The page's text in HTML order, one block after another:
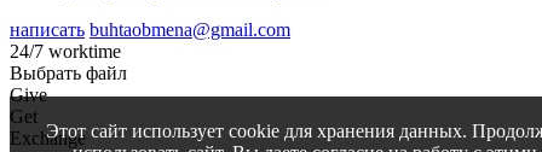
написать buhtaobmena@gmail.com
24/7 worktime
Выбрать файл
Give
Get
Exchange
Этот сайт использует cookie для хранения данных.